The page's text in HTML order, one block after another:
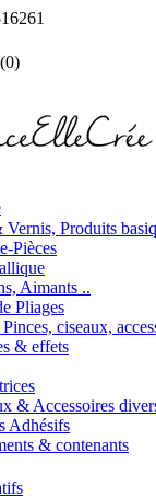
(0)
Produits
Pièces
Aimants ..
Pliages
ciseaux,
& effets
& Accessoires
Adhésifs
& contenants